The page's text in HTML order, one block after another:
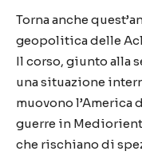
Torna anche
geopolitica delle
Il corso, giunto alla
una situazione
muovono l’America
guerre in
che rischiano di